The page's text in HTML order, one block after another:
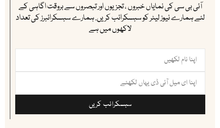
آئی بی سی کی نمایاں خبروں ، تجزیوں اور تبصروں سے بروقت اگاہی کے
لئے ہمارے نیوز لیٹر کو سبسکرائب کریں. ہمارے سبسکرائبرز کی تعداد
لاکھوں میں ہے
سبسکرائب کریں